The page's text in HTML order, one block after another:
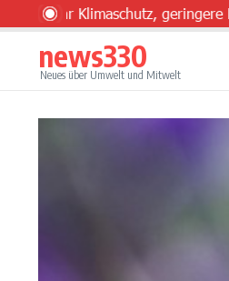
Zum Inhalt springen
Klimaschutz, geringere Kosten
news330
Neues über Umwelt und Mitwelt